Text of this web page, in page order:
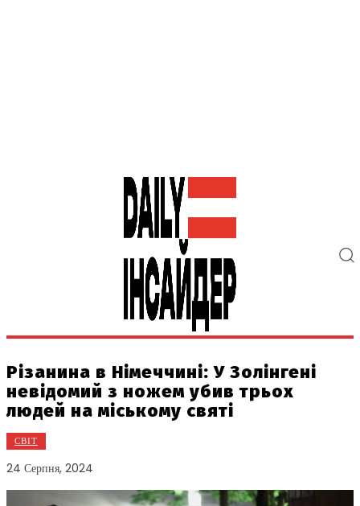
Різанина в Німеччині: У Золінгені
невідомий з ножем убив трьох
людей на міському святі
СВІТ
24 Серпня, 2024